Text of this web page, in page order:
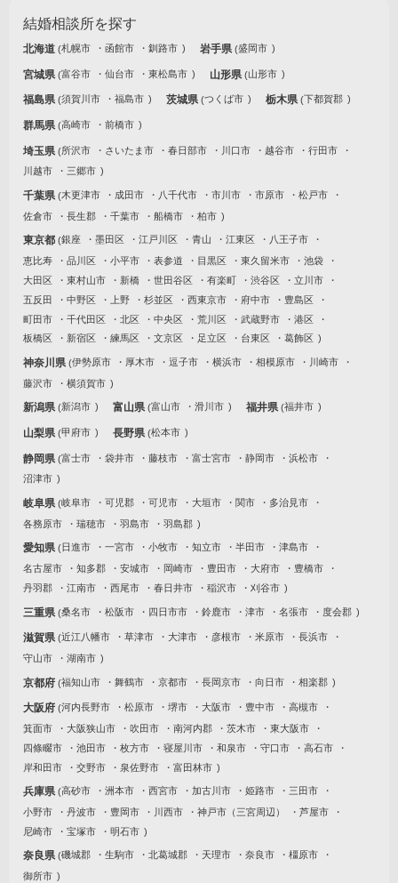
結婚相談所を探す
北海道 札幌市 函館市 釧路市 岩手県 盛岡市
宮城県 富谷市 仙台市 東松島市 山形県 山形市
福島県 須賀川市 福島市 茨城県 つくば市 栃木県 下都賀郡
群馬県 高崎市 前橋市
埼玉県 所沢市 さいたま市 春日部市 川口市 越谷市
行田市
川越市
三郷市
千葉県 木更津市 成田市 八千代市 市川市 市原市
松戸市
佐倉市
長生郡 千葉市 船橋市 柏市
東京都 銀座 墨田区 江戸川区 青山 江東区
八王子市
恵比寿
品川区 小平市 表参道 目黒区 東久留米市
池袋
大田区
東村山市 新橋 世田谷区 有楽町 渋谷区
立川市
五反田
中野区 上野 杉並区 西東京市 府中市
豊島区
町田市
千代田区 北区 中央区 荒川区 武蔵野市
港区
板橋区
新宿区 練馬区 文京区 足立区 台東区 葛飾区
神奈川県 伊勢原市 厚木市 逗子市 横浜市 相模原市
川崎市
藤沢市
横須賀市
新潟県 新潟市 富山県 富山市 滑川市 福井県 福井市
山梨県 甲府市 長野県 松本市
静岡県 富士市 袋井市 藤枝市 富士宮市 静岡市
浜松市
沼津市
岐阜県 岐阜市 可児郡 可児市 大垣市 関市
多治見市
各務原市
瑞穂市 羽島市 羽島郡
愛知県 日進市 一宮市 小牧市 知立市 半田市
津島市
名古屋市
知多郡 安城市 岡崎市 豊田市 大府市
豊橋市
丹羽郡
江南市 西尾市 春日井市 稲沢市 刈谷市
三重県 桑名市 松阪市 四日市市 鈴鹿市 津市 名張市 度会郡
滋賀県 近江八幡市 草津市 大津市 彦根市 米原市
長浜市
守山市
湖南市
京都府 福知山市 舞鶴市 京都市 長岡京市 向日市 相楽郡
大阪府 河内長野市 松原市 堺市 大阪市 豊中市
高槻市
箕面市
大阪狭山市 吹田市 南河内郡 茨木市
東大阪市
四條畷市
池田市 枚方市 寝屋川市 和泉市 守口市
高石市
岸和田市
交野市 泉佐野市 富田林市
兵庫県 高砂市 洲本市 西宮市 加古川市 姫路市
三田市
小野市
丹波市 豊岡市 川西市 神戸市（三宮周辺）
芦屋市
尼崎市
宝塚市 明石市
奈良県 磯城郡 生駒市 北葛城郡 天理市 奈良市
橿原市
御所市